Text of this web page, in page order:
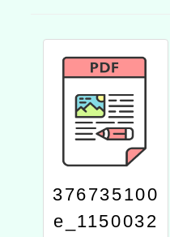
376735100
e_1150032